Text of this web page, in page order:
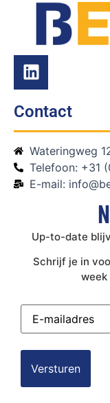
Contact
Wateringweg
Telefoon: +31
E-mail:
Up-to-date
Schrijf je in
E-
mailadres(Vereist)